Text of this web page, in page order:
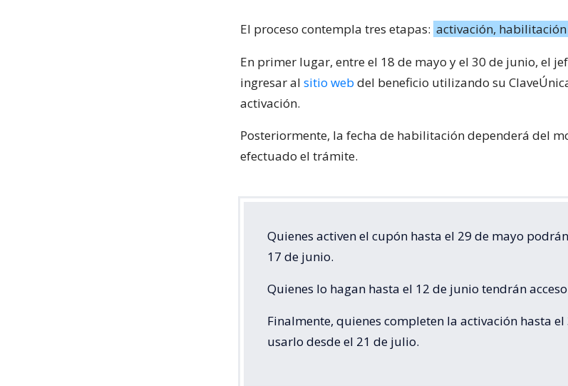
El proceso contempla tres etapas: activación,
En primer lugar, entre el 18 de mayo y el 30 de junio, el
ingresar al sitio web del beneficio utilizando su
activación.
Posteriormente, la fecha de habilitación dependerá del
efectuado el trámite.
Quienes activen el cupón hasta el 29 de mayo
17 de junio.
Quienes lo hagan hasta el 12 de junio tendrán
Finalmente, quienes completen la activación hasta
usarlo desde el 21 de julio.